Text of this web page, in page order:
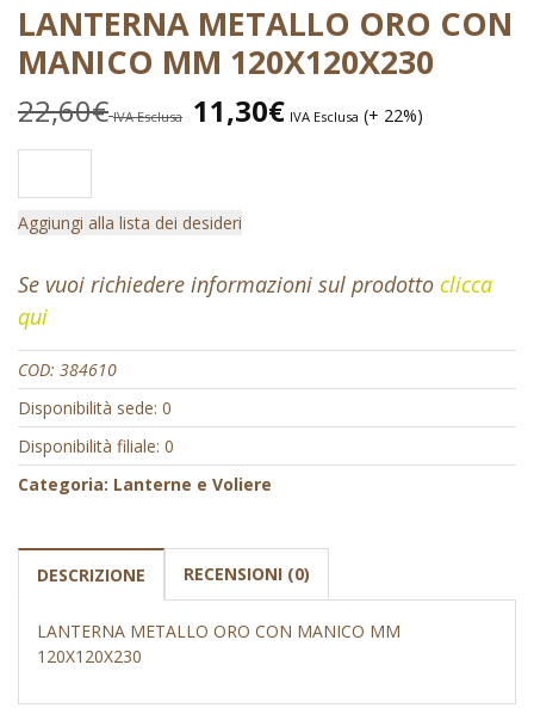
LANTERNA METALLO ORO CON
MANICO MM 120X120X230
22,60€ IVA Esclusa 11,30€ IVA Esclusa (+ 22%)
Aggiungi alla lista dei desideri
Se vuoi richiedere informazioni sul prodotto clicca
qui
COD: 384610
Disponibilità sede: 0
Disponibilità filiale: 0
Categoria: Lanterne e Voliere
DESCRIZIONE RECENSIONI (0)
LANTERNA METALLO ORO CON MANICO MM
120X120X230